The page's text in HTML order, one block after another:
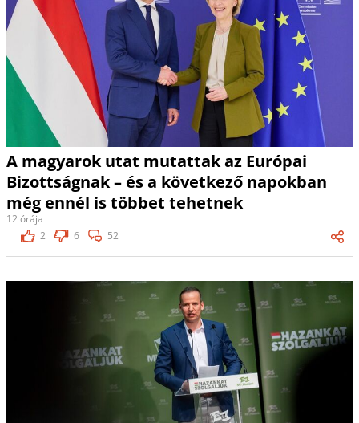
A magyarok utat mutattak az Európai
Bizottságnak – és a következő napokban
még ennél is többet tehetnek
12 órája
2
6 52